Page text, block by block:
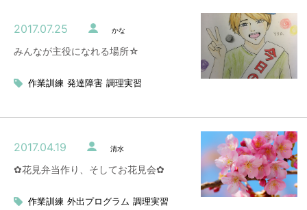
2017.07.25 かな
みんなが主役になれる場所☆
作業訓練 発達障害 調理実習
2017.04.19 清水
✿花見弁当作り、そしてお花見会✿
作業訓練 外出プログラム 調理実習